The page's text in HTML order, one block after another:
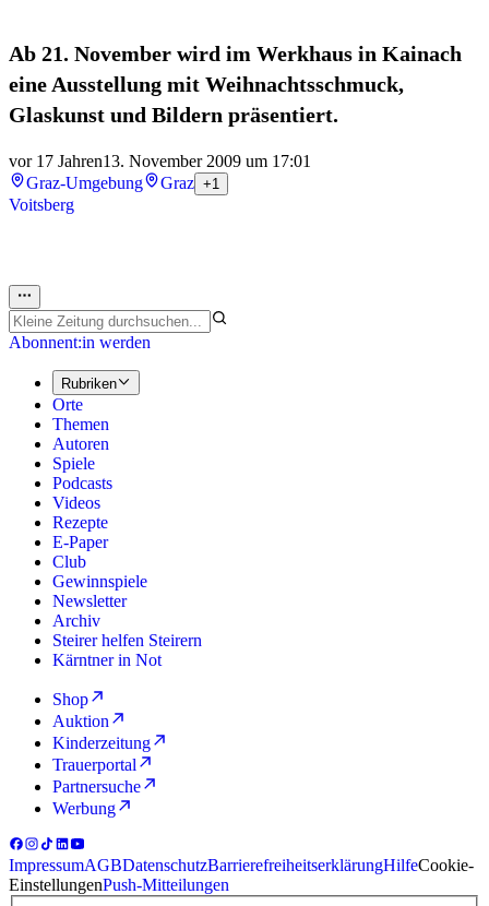
Ab 21. November wird im Werkhaus in Kainach
eine Ausstellung mit Weihnachtsschmuck,
Glaskunst und Bildern präsentiert.
vor 17 Jahren13. November 2009 um 17:01
Graz-Umgebung
Graz +1
Voitsberg
Abonnent:in werden
Rubriken
Orte
Themen
Autoren
Spiele
Podcasts
Videos
Rezepte
E-Paper
Club
Gewinnspiele
Newsletter
Archiv
Steirer helfen Steirern
Kärntner in Not
Shop
Auktion
Kinderzeitung
Trauerportal
Partnersuche
Werbung
ImpressumAGBDatenschutzBarrierefreiheitserklärungHilfeCookie-
EinstellungenPush-Mitteilungen